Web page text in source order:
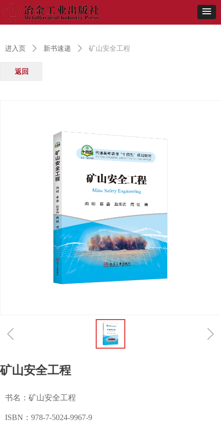
进入页 ꄲ 新书速递 ꄲ 矿山安全工程
ꁆ ꁇ
矿山安全工程
书名：矿山安全工程
ISBN：978-7-5024-9967-9
返回